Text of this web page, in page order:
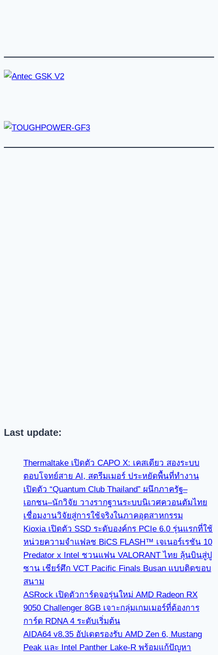
Last update:
Thermaltake เปิดตัว CAPO X: เคสเดียว สองระบบ
ตอบโจทย์สาย AI, สตรีมเมอร์ ประหยัดพื้นที่ทำงาน
เปิดตัว “Quantum Club Thailand” ผนึกภาครัฐ–
เอกชน–นักวิจัย วางรากฐานระบบนิเวศควอนตัมไทย
เชื่อมงานวิจัยสู่การใช้จริงในภาคอุตสาหกรรม
Kioxia เปิดตัว SSD ระดับองค์กร PCIe 6.0 รุ่นแรกที่ใช้
หน่วยความจำแฟลช BiCS FLASH™ เจเนอร์เรชัน 10
Predator x Intel ชวนแฟน VALORANT ไทย ลุ้นบินสู่ปู
ซาน เชียร์ศึก VCT Pacific Finals Busan แบบติดขอบ
สนาม
ASRock เปิดตัวการ์ดจอรุ่นใหม่ AMD Radeon RX
9050 Challenger 8GB เจาะกลุ่มเกมเมอร์ที่ต้องการ
การ์ด RDNA 4 ระดับเริ่มต้น
AIDA64 v8.35 อัปเดตรองรับ AMD Zen 6, Mustang
Peak และ Intel Panther Lake-R พร้อมแก้ปัญหา